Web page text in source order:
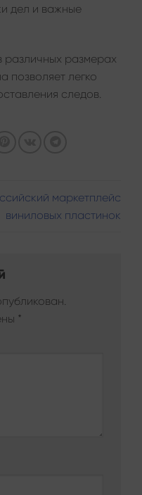
дел и важные
различных размерах
позволяет легко
следов.
маркетплейс
виниловых пластинок
*